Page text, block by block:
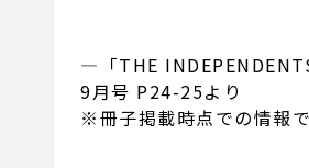
―「THE
9月号 P24-25より
※冊子掲載時点での情報